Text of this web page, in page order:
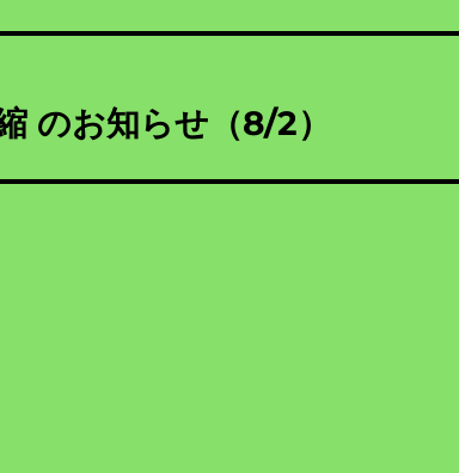
のお知らせ（8/2）